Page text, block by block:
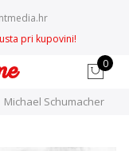
pri kupovini!
0
Michael Schumacher